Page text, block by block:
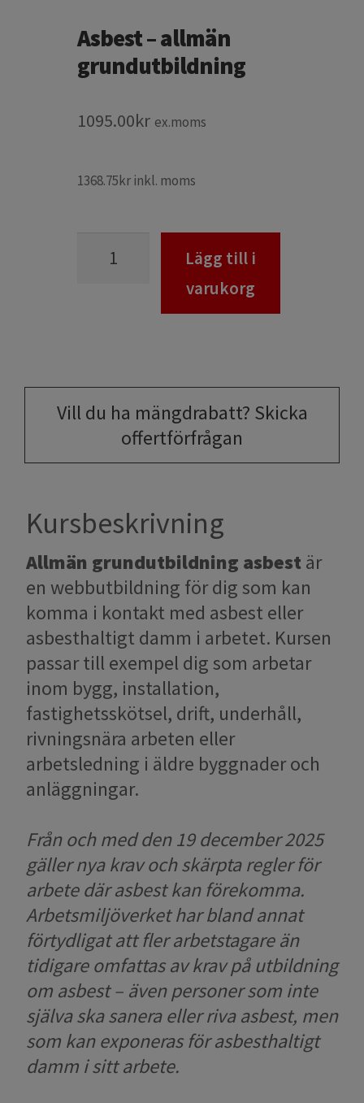
Vill du ha mängdrabatt? Skicka
offertförfrågan
Kursbeskrivning
Allmän grundutbildning asbest är
en webbutbildning för dig som kan
komma i kontakt med asbest eller
asbesthaltigt damm i arbetet. Kursen
passar till exempel dig som arbetar
inom bygg, installation,
fastighetsskötsel, drift, underhåll,
rivningsnära arbeten eller
arbetsledning i äldre byggnader och
anläggningar.
Från och med den 19 december 2025
gäller nya krav och skärpta regler för
arbete där asbest kan förekomma.
Arbetsmiljöverket har bland annat
förtydligat att fler arbetstagare än
tidigare omfattas av krav på utbildning
om asbest – även personer som inte
själva ska sanera eller riva asbest, men
som kan exponeras för asbesthaltigt
damm i sitt arbete.